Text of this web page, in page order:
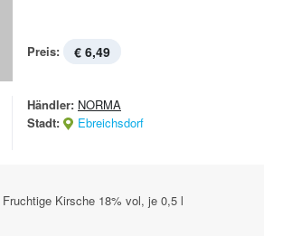
Preis: € 6,49
Händler: NORMA
Stadt:
Ebreichsdorf
Fruchtige Kirsche 18% vol, je 0,5 l